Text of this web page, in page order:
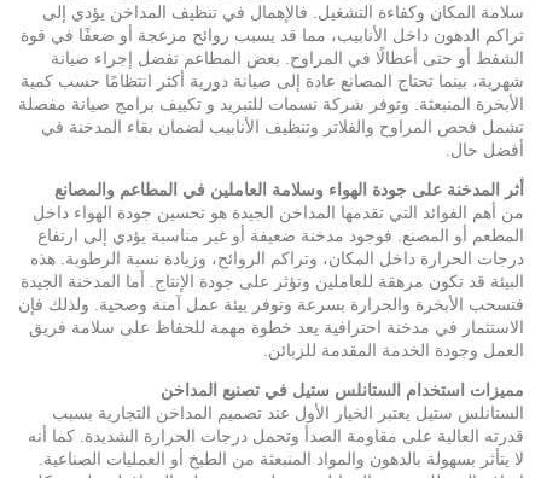
سلامة المكان وكفاءة التشغيل. فالإهمال في تنظيف المداخن يؤدي إلى
تراكم الدهون داخل الأنابيب، مما قد يسبب روائح مزعجة أو ضعفًا في قوة
الشفط أو حتى أعطالًا في المراوح. بعض المطاعم تفضل إجراء صيانة
شهرية، بينما تحتاج المصانع عادة إلى صيانة دورية أكثر انتظامًا حسب كمية
الأبخرة المنبعثة. وتوفر شركة نسمات للتبريد و تكييف برامج صيانة مفصلة
تشمل فحص المراوح والفلاتر وتنظيف الأنابيب لضمان بقاء المدخنة في
أفضل حال.
أثر المدخنة على جودة الهواء وسلامة العاملين في المطاعم والمصانع
من أهم الفوائد التي تقدمها المداخن الجيدة هو تحسين جودة الهواء داخل
المطعم أو المصنع. فوجود مدخنة ضعيفة أو غير مناسبة يؤدي إلى ارتفاع
درجات الحرارة داخل المكان، وتراكم الروائح، وزيادة نسبة الرطوبة. هذه
البيئة قد تكون مرهقة للعاملين وتؤثر على جودة الإنتاج. أما المدخنة الجيدة
فتسحب الأبخرة والحرارة بسرعة وتوفر بيئة عمل آمنة وصحية. ولذلك فإن
الاستثمار في مدخنة احترافية يعد خطوة مهمة للحفاظ على سلامة فريق
العمل وجودة الخدمة المقدمة للزبائن.
مميزات استخدام الستانلس ستيل في تصنيع المداخن
الستانلس ستيل يعتبر الخيار الأول عند تصميم المداخن التجارية بسبب
قدرته العالية على مقاومة الصدأ وتحمل درجات الحرارة الشديدة. كما أنه
لا يتأثر بسهولة بالدهون والمواد المنبعثة من الطبخ أو العمليات الصناعية.